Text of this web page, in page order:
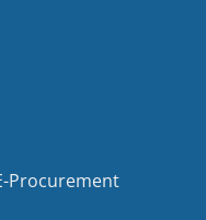
Procurement